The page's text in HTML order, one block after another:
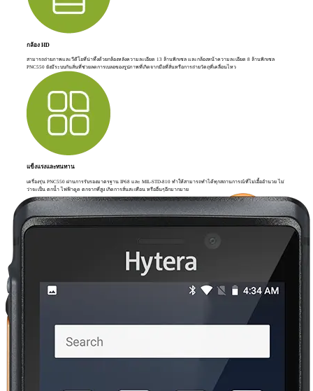
กล้อง HD
สามารถถ่ายภาพและวีดีโอที่น่าทึ่งด้วยกล้องหลังความละเอียด 13 ล้านพิกเซล และกล้องหน้าความละเอียด 8 ล้านพิกเซล
PNC550 ยังมีระบบกันสั่นที่ช่วยลดการเบลอของรูปภาพที่เกิดจากมือที่สั่นหรือการถ่ายวัตถุที่เคลื่อนไหว
แข็งแรงและทนทาน
เครื่องรุ่น PNC550 ผ่านการรับรองมาตรฐาน IP68 และ MIL-STD-810 ทำให้สามารถทำได้ทุกสถานการณ์ที่ไม่เอื้ออำนวย ไม่
ว่าจะเป็น ตกน้ำ ไฟฟ้าดูด ตกจากที่สูง เกิดการสั่นสะเทือน หรืออื่นๆอีกมากมาย